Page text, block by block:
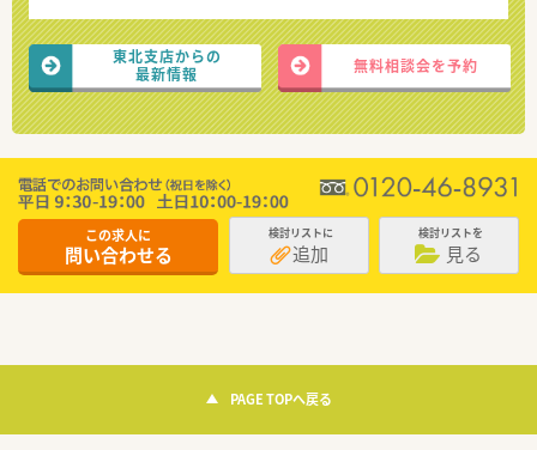
東北支店からの
最新情報
無料相談会を予約
この求人に
問い合わせる
検討リストに
追加
検討リストを
見る
PAGE TOPへ戻る